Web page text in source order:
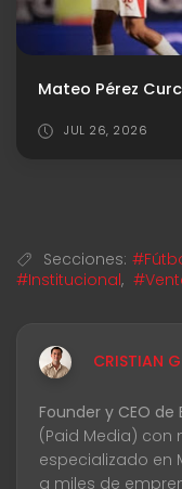
Árbitro e
AGO 06, 2026
Secciones:
#Institucional,
CRISTIAN
Founder y CEO
(Paid Media) con
especializado en
a miles de